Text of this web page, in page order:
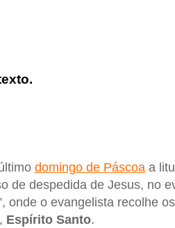
domingo de Páscoaa
de despedida de Jesus, no
onde o evangelista recolhe
Espírito Santo.